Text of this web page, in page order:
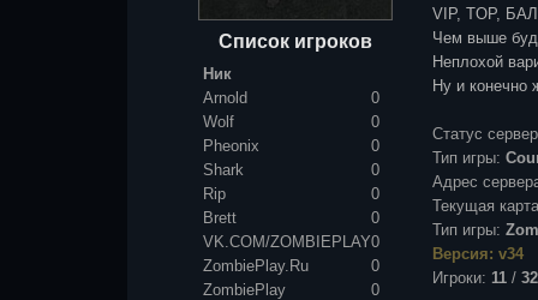
Список игроков
Ник
Arnold
0
Wolf
0
Pheonix
0
Shark
0
Rip
0
Brett
0
VK.COM/ZOMBIEPLAY0
ZombiePlay.Ru
0
ZombiePlay
0
VIP, TOP,
Чем выше
Неплохой
Ну и конечно
Статус
Тип игры:
Адрес
Текущая
Тип игры:
Версия: v34
Игроки: 11 / 32